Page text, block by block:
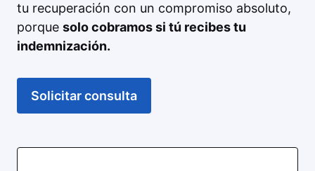
tu recuperación con un compromiso absoluto,
porque solo cobramos si tú recibes tu
indemnización.
Solicitar consulta